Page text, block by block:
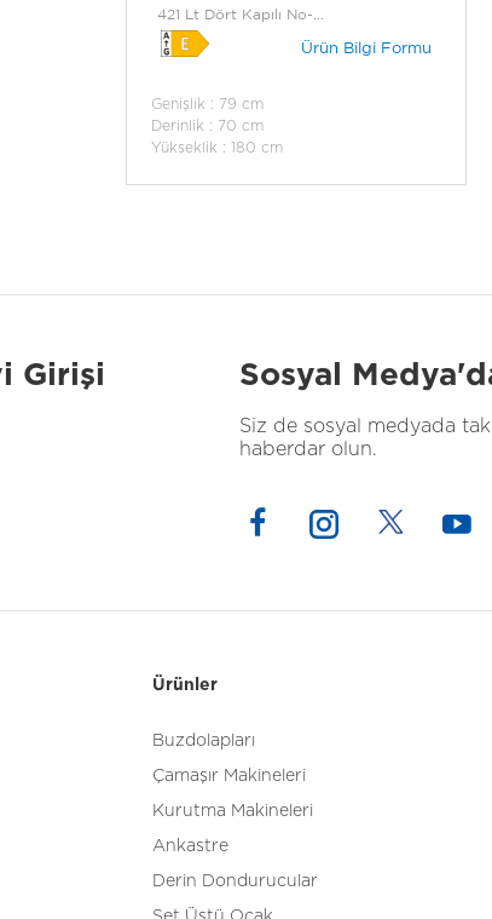
421 Lt Dört Kapılı No-
Frost Buzdolabı
Genişlik : 79 cm
Derinlik : 70 cm
Yükseklik : 180 cm
Ürün Bilgi Formu
Girişi Sosyal
Siz de sosyal medyada
haberdar olun.
Ürünler
Buzdolapları
Çamaşır Makineleri
Kurutma Makineleri
Ankastre
Derin Dondurucular